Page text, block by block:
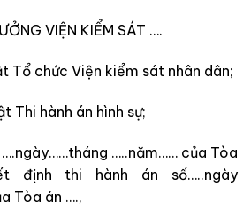
VIỆN KIỂM SÁT ….
Tổ chức Viện kiểm sát nhân dân;
Thi hành án hình sự;
….ngày……tháng …..năm…… của Tòa
định thi hành án số…..ngày
Tòa án ….,